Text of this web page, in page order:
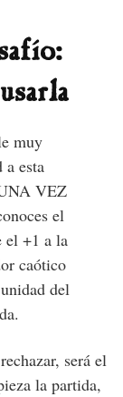
muy
a esta
VEZ
el
el +1 a la
caótico
del
será el
la partida,